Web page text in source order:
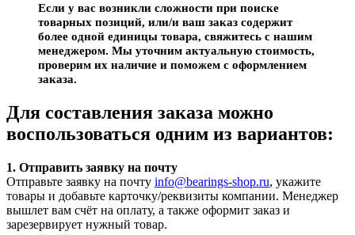
Если у вас возникли сложности при поиске
товарных позиций, или/и ваш заказ содержит
более одной единицы товара, свяжитесь с нашим
менеджером. Мы уточним актуальную стоимость,
проверим их наличие и поможем с оформлением
заказа.
Для составления заказа можно
воспользоваться одним из вариантов:
1. Отправить заявку на почту
Отправьте заявку на почту info@bearings-shop.ru, укажите
товары и добавьте карточку/реквизиты компании. Менеджер
вышлет вам счёт на оплату, а также оформит заказ и
зарезервирует нужный товар.